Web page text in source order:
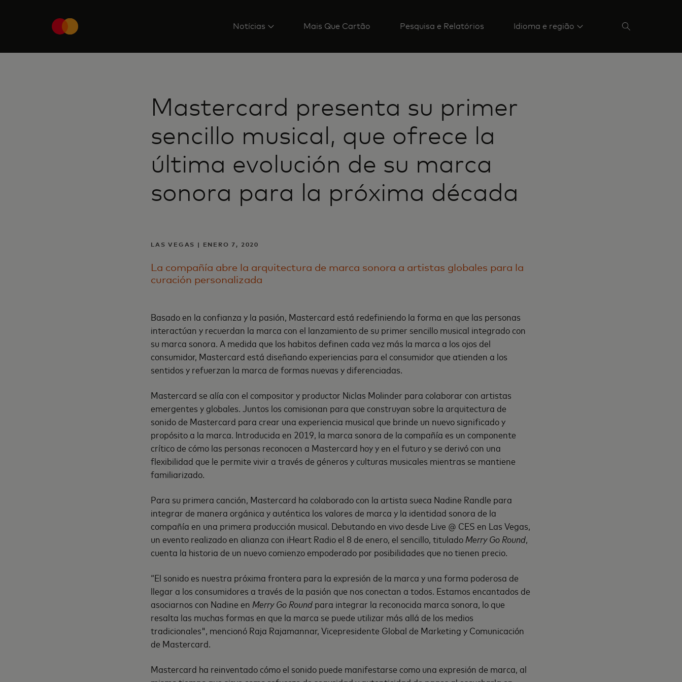
Notícias Mais Que Cartão Pesquisa e Relatórios Idioma e região
Mastercard presenta su primer
sencillo musical, que ofrece la
última evolución de su marca
sonora para la próxima década
LAS VEGAS | ENERO 7, 2020
La compañía abre la arquitectura de marca sonora a artistas globales para la
curación personalizada
Basado en la confianza y la pasión, Mastercard está redefiniendo la forma en que las personas
interactúan y recuerdan la marca con el lanzamiento de su primer sencillo musical integrado con
su marca sonora. A medida que los habitos definen cada vez más la marca a los ojos del
consumidor, Mastercard está diseñando experiencias para el consumidor que atienden a los
sentidos y refuerzan la marca de formas nuevas y diferenciadas.
Mastercard se alía con el compositor y productor Niclas Molinder para colaborar con artistas
emergentes y globales. Juntos los comisionan para que construyan sobre la arquitectura de
sonido de Mastercard para crear una experiencia musical que brinde un nuevo significado y
propósito a la marca. Introducida en 2019, la marca sonora de la compañía es un componente
crítico de cómo las personas reconocen a Mastercard hoy y en el futuro y se derivó con una
flexibilidad que le permite vivir a través de géneros y culturas musicales mientras se mantiene
familiarizado.
Para su primera canción, Mastercard ha colaborado con la artista sueca Nadine Randle para
integrar de manera orgánica y auténtica los valores de marca y la identidad sonora de la
compañía en una primera producción musical. Debutando en vivo desde Live @ CES en Las Vegas,
un evento realizado en alianza con iHeart Radio el 8 de enero, el sencillo, titulado Merry Go Round,
cuenta la historia de un nuevo comienzo empoderado por posibilidades que no tienen precio.
“El sonido es nuestra próxima frontera para la expresión de la marca y una forma poderosa de
llegar a los consumidores a través de la pasión que nos conectan a todos. Estamos encantados de
asociarnos con Nadine en Merry Go Round para integrar la reconocida marca sonora, lo que
resalta las muchas formas en que la marca se puede utilizar más allá de los medios
tradicionales", mencionó Raja Rajamannar, Vicepresidente Global de Marketing y Comunicación
de Mastercard.
Mastercard ha reinventado cómo el sonido puede manifestarse como una expresión de marca, al